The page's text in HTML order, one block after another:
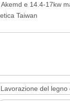
e 14.4-17kw
Taiwan
Lavorazione del